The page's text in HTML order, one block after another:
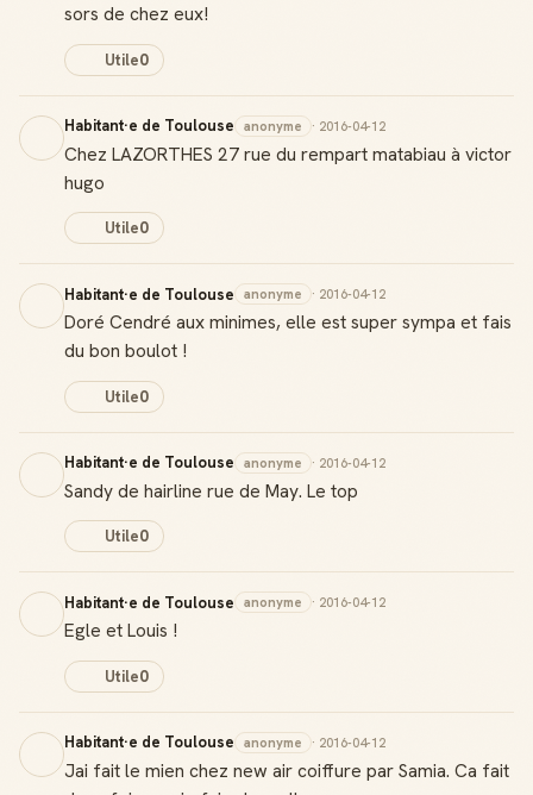
sors de chez eux!
Utile0
Habitant·e de Toulouse anonyme · 2016-04-12
Chez LAZORTHES 27 rue du rempart matabiau à victor
hugo
Utile0
Habitant·e de Toulouse anonyme · 2016-04-12
Doré Cendré aux minimes, elle est super sympa et fais
du bon boulot !
Utile0
Habitant·e de Toulouse anonyme · 2016-04-12
Sandy de hairline rue de May. Le top
Utile0
Habitant·e de Toulouse anonyme · 2016-04-12
Egle et Louis !
Utile0
Habitant·e de Toulouse anonyme · 2016-04-12
Jai fait le mien chez new air coiffure par Samia. Ca fait
Badge Guide Local
Ton statut affiché sur toutes tes contributions
Score de réputation
Gagne des points à chaque contribution utile